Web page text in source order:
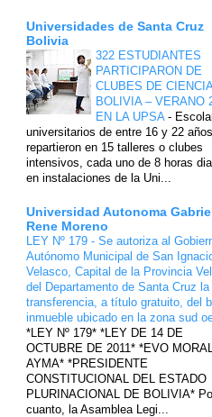
Universidades de Santa Cruz
Bolivia
322 ESTUDIANTES
PARTICIPARON DE
CLUBES DE CIENCIA
BOLIVIA – VERANO
EN LA UPSA -
universitarios de entre 16 y 22
repartieron en 15 talleres o clubes
intensivos, cada uno de 8 horas
en instalaciones de la Uni...
Universidad Autonoma
Rene Moreno
LEY Nº 179 - Se autoriza al
Autónomo Municipal de San
Velasco, Capital de la Provincia
del Departamento de Santa Cruz la
transferencia, a título gratuito, del
inmueble ubicado en la zona sud
*LEY Nº 179* *LEY DE 14 DE
OCTUBRE DE 2011* *EVO
AYMA* *PRESIDENTE
CONSTITUCIONAL DEL ESTADO
PLURINACIONAL DE BOLIVIA*
cuanto, la Asamblea Legi...